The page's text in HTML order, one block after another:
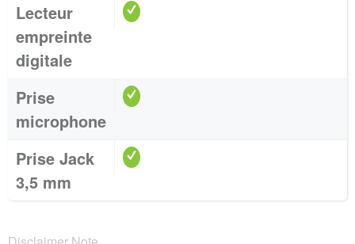
Lecteur
empreinte
digitale
Prise
microphone
Prise Jack
3,5 mm